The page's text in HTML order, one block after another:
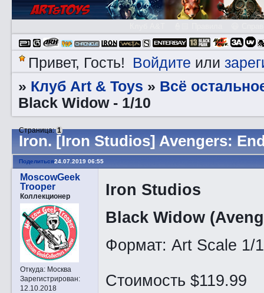
Привет, Гость! Войдите или
» Клуб Art & Toys » Всё
Black Widow - 1/10
Irоn. [Iron Studios] Avengers:
Страница:1
Поделиться24.07.2019 06:55
MoscowGeek
Trooper
Коллекционер
Откуда:Москва
Зарегистрирован:
12.10.2018
Iron Studios
Black Widow
Формат: Art Scale 1/
Стоимость $119.99